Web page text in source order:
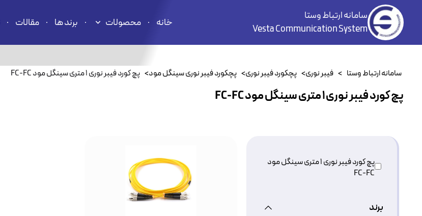
سامانه ارتباط وستا
Vesta Communication System
خانه محصولات برند ها مقالات
سامانه ارتباط وستا > فیبر نوری> پچکورد فیبر نوری> پچکورد فیبر نوری سینگل مود> پچ کورد فیبر نوری ۱ متری سینگل مود FC-FC
پچ کورد فیبر نوری ۱ متری سینگل مود FC-FC
پچ کورد فیبر نوری ۱ متری سینگل مود
FC-FC
برند